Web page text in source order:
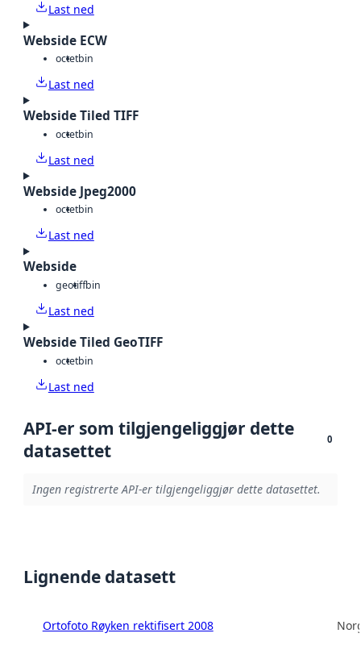
Last ned
Webside ECW
octetbin
Last ned
Webside Tiled TIFF
octetbin
Last ned
Webside Jpeg2000
octetbin
Last ned
Webside
geotiffbin
Last ned
Webside Tiled GeoTIFF
octetbin
Last ned
API-er som tilgjengeliggjør dette
datasettet
0
Ingen registrerte API-er tilgjengeliggjør dette datasettet.
Lignende datasett
Ortofoto Røyken rektifisert 2008